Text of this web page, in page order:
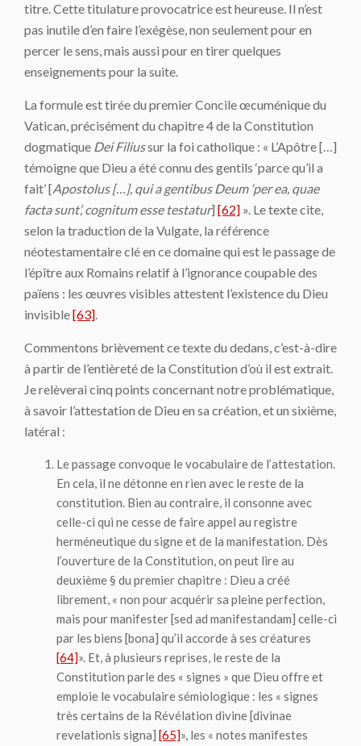
titre. Cette titulature provocatrice est heureuse. Il n’est
pas inutile d’en faire l’exégèse, non seulement pour en
percer le sens, mais aussi pour en tirer quelques
enseignements pour la suite.
La formule est tirée du premier Concile œcuménique du
Vatican, précisément du chapitre 4 de la Constitution
dogmatique Dei Filiussur la foi catholique : « L’Apôtre […]
témoigne que Dieu a été connu des gentils ‘parce qu’il a
fait’ [Apostolus […], qui a gentibus Deum ‘per ea, quae
facta sunt’, cognitum esse testatur] [62] ». Le texte cite,
selon la traduction de la Vulgate, la référence
néotestamentaire clé en ce domaine qui est le passage de
l’épître aux Romains relatif à l’ignorance coupable des
païens : les œuvres visibles attestent l’existence du Dieu
invisible[63].
Commentons brièvement ce texte du dedans, c’est-à-dire
à partir de l’entièreté de la Constitution d’où il est extrait.
Je relèverai cinq points concernant notre problématique,
à savoir l’attestation de Dieu en sa création, et un sixième,
latéral :
Le passage convoque le vocabulaire de l’attestation.
En cela, il ne détonne en rien avec le reste de la
constitution. Bien au contraire, il consonne avec
celle-ci qui ne cesse de faire appel au registre
herméneutique du signe et de la manifestation. Dès
l’ouverture de la Constitution, on peut lire au
deuxième § du premier chapitre : Dieu a créé
librement, « non pour acquérir sa pleine perfection,
mais pourmanifester[sed ad manifestandam] celle-ci
par les biens [bona] qu’il accorde à ses créatures
[64]». Et, à plusieurs reprises, le reste de la
Constitution parle des « signes » que Dieu offre et
emploie le vocabulaire sémiologique : les « signes
très certains de la Révélation divine [divinae
revelationis signa] [65]», les « notes manifestes